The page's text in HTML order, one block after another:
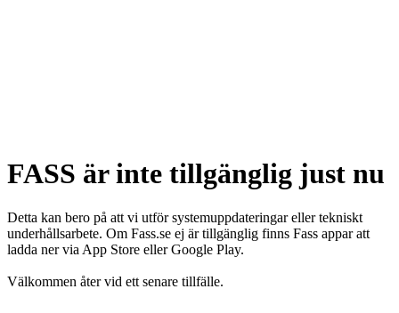
FASS är inte tillgänglig just nu
Detta kan bero på att vi utför systemuppdateringar eller tekniskt
underhållsarbete. Om Fass.se ej är tillgänglig finns Fass appar att
ladda ner via App Store eller Google Play.
Välkommen åter vid ett senare tillfälle.